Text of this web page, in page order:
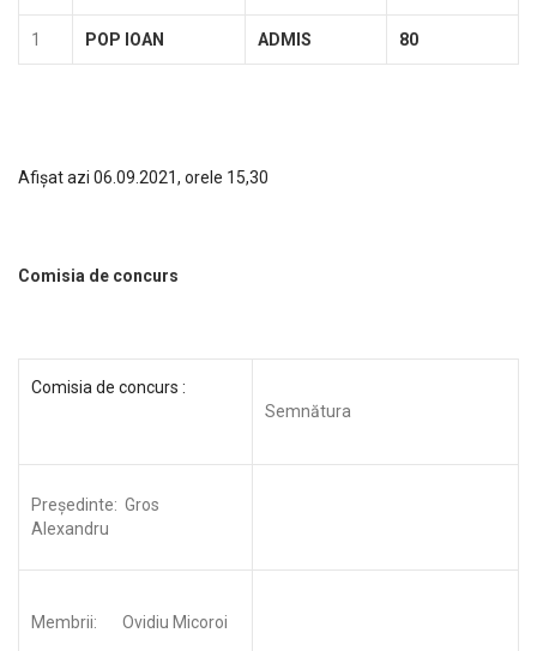
1 POP IOAN ADMIS 80
Afişat azi 06.09.2021, orele 15,30
Comisia de concurs
Comisia de concurs :
Semnătura
Preşedinte: Gros
Alexandru
Membrii: Ovidiu Micoroi